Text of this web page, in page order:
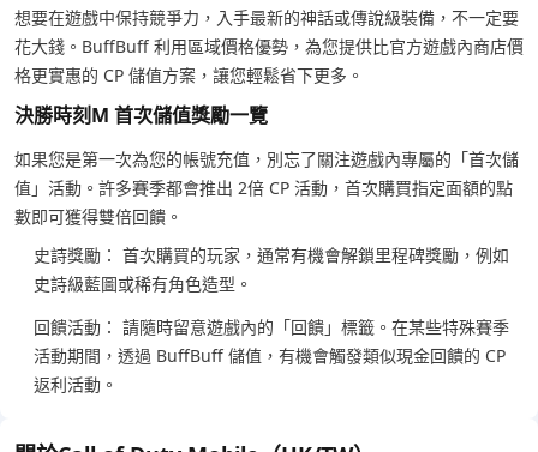
想要在遊戲中保持競爭力，入手最新的神話或傳說級裝備，不一定要
花大錢。BuffBuff 利用區域價格優勢，為您提供比官方遊戲內商店價
格更實惠的 CP 儲值方案，讓您輕鬆省下更多。
決勝時刻M 首次儲值獎勵一覽
如果您是第一次為您的帳號充值，別忘了關注遊戲內專屬的「首次儲
值」活動。許多賽季都會推出 2倍 CP 活動，首次購買指定面額的點
數即可獲得雙倍回饋。
史詩獎勵： 首次購買的玩家，通常有機會解鎖里程碑獎勵，例如
史詩級藍圖或稀有角色造型。
回饋活動： 請隨時留意遊戲內的「回饋」標籤。在某些特殊賽季
活動期間，透過 BuffBuff 儲值，有機會觸發類似現金回饋的 CP
返利活動。